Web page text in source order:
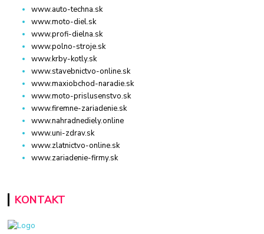
www.auto-techna.sk
www.moto-diel.sk
www.profi-dielna.sk
www.polno-stroje.sk
www.krby-kotly.sk
www.stavebnictvo-online.sk
www.maxiobchod-naradie.sk
www.moto-prislusenstvo.sk
www.firemne-zariadenie.sk
www.nahradnediely.online
www.uni-zdrav.sk
www.zlatnictvo-online.sk
www.zariadenie-firmy.sk
KONTAKT